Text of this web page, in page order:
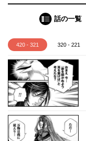
話の一覧
420 - 321 320 - 221